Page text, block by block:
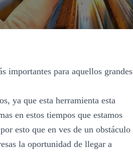
importantes para aquellos grandes
ya que esta herramienta esta
en estos tiempos que estamos
esto que en ves de un obstáculo
la oportunidad de llegar a